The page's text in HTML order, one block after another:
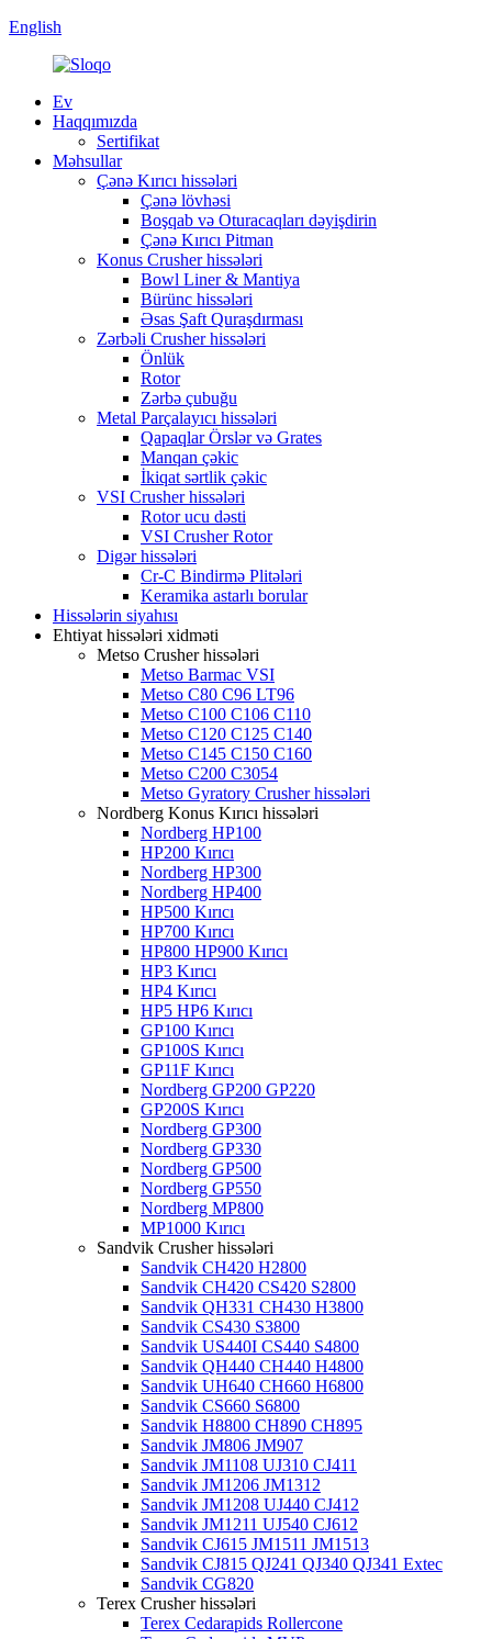
English
Ev
Haqqımızda
Sertifikat
Məhsullar
Çənə Kırıcı hissələri
Çənə lövhəsi
Boşqab və Oturacaqları dəyişdirin
Çənə Kırıcı Pitman
Konus Crusher hissələri
Bowl Liner & Mantiya
Bürünc hissələri
Əsas Şaft Quraşdırması
Zərbəli Crusher hissələri
Önlük
Rotor
Zərbə çubuğu
Metal Parçalayıcı hissələri
Qapaqlar Örslər və Grates
Manqan çəkic
İkiqat sərtlik çəkic
VSI Crusher hissələri
Rotor ucu dəsti
VSI Crusher Rotor
Digər hissələri
Cr-C Bindirmə Plitələri
Keramika astarlı borular
Hissələrin siyahısı
Ehtiyat hissələri xidməti
Metso Crusher hissələri
Metso Barmac VSI
Metso C80 C96 LT96
Metso C100 C106 C110
Metso C120 C125 C140
Metso C145 C150 C160
Metso C200 C3054
Metso Gyratory Crusher hissələri
Nordberg Konus Kırıcı hissələri
Nordberg HP100
HP200 Kırıcı
Nordberg HP300
Nordberg HP400
HP500 Kırıcı
HP700 Kırıcı
HP800 HP900 Kırıcı
HP3 Kırıcı
HP4 Kırıcı
HP5 HP6 Kırıcı
GP100 Kırıcı
GP100S Kırıcı
GP11F Kırıcı
Nordberg GP200 GP220
GP200S Kırıcı
Nordberg GP300
Nordberg GP330
Nordberg GP500
Nordberg GP550
Nordberg MP800
MP1000 Kırıcı
Sandvik Crusher hissələri
Sandvik CH420 H2800
Sandvik CH420 CS420 S2800
Sandvik QH331 CH430 H3800
Sandvik CS430 S3800
Sandvik US440I CS440 S4800
Sandvik QH440 CH440 H4800
Sandvik UH640 CH660 H6800
Sandvik CS660 S6800
Sandvik H8800 CH890 CH895
Sandvik JM806 JM907
Sandvik JM1108 UJ310 CJ411
Sandvik JM1206 JM1312
Sandvik JM1208 UJ440 CJ412
Sandvik JM1211 UJ540 CJ612
Sandvik CJ615 JM1511 JM1513
Sandvik CJ815 QJ241 QJ340 QJ341 Extec
Sandvik CG820
Terex Crusher hissələri
Terex Cedarapids Rollercone